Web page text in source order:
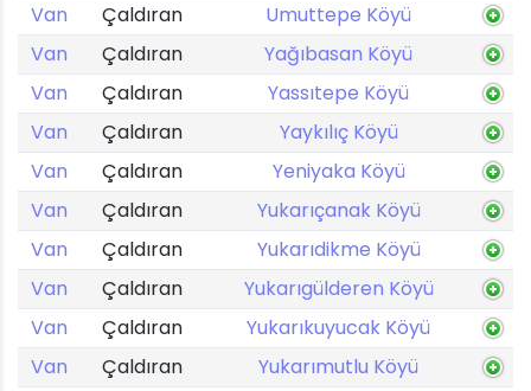
Van
Çaldıran
Umuttepe Köyü
Van
Çaldıran
Yağıbasan Köyü
Van
Çaldıran
Yassıtepe Köyü
Van
Çaldıran
Yaykılıç Köyü
Van
Çaldıran
Yeniyaka Köyü
Van
Çaldıran
Yukarıçanak Köyü
Van
Çaldıran
Yukarıdikme Köyü
Van
Çaldıran
Yukarıgülderen Köyü
Van
Çaldıran
Yukarıkuyucak Köyü
Van
Çaldıran
Yukarımutlu Köyü